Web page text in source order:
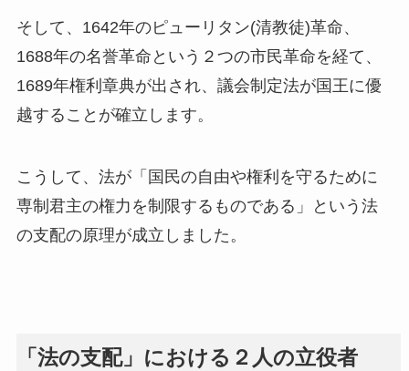
そして、1642年のピューリタン(清教徒)革命、
1688年の名誉革命という２つの市民革命を経て、
1689年権利章典が出され、議会制定法が国王に優
越することが確立します。
こうして、法が「国民の自由や権利を守るために
専制君主の権力を制限するものである」という法
の支配の原理が成立しました。
「法の支配」における２人の立役者